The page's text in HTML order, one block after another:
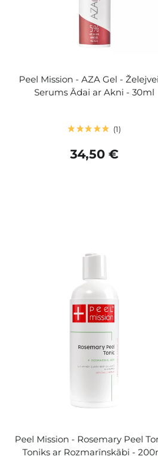
Peel Mission - AZA Gel -
Serums Ādai ar Akni - 30ml
1
34,50 €
Peel Mission - Rosemary Peel
Toniks ar Rozmarīnskābi -